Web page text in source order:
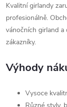
Kvalitní girlandy
profesionálně.
vánočních girland a
zákazníky.
Výhody
Vysoce
Různé styly,